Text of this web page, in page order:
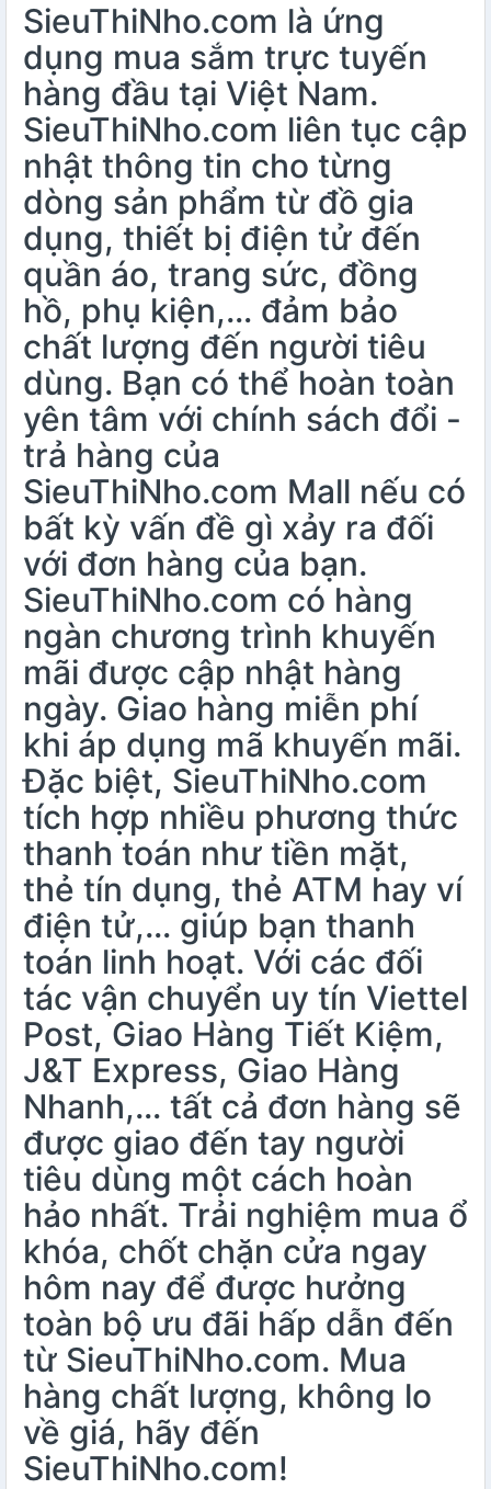
SieuThiNho.com là ứng
dụng mua sắm trực tuyến
hàng đầu tại Việt Nam.
SieuThiNho.com liên tục cập
nhật thông tin cho từng
dòng sản phẩm từ đồ gia
dụng, thiết bị điện tử đến
quần áo, trang sức, đồng
hồ, phụ kiện,… đảm bảo
chất lượng đến người tiêu
dùng. Bạn có thể hoàn toàn
yên tâm với chính sách đổi -
trả hàng của
SieuThiNho.com Mall nếu có
bất kỳ vấn đề gì xảy ra đối
với đơn hàng của bạn.
SieuThiNho.com có hàng
ngàn chương trình khuyến
mãi được cập nhật hàng
ngày. Giao hàng miễn phí
khi áp dụng mã khuyến mãi.
Đặc biệt, SieuThiNho.com
tích hợp nhiều phương thức
thanh toán như tiền mặt,
thẻ tín dụng, thẻ ATM hay ví
điện tử,… giúp bạn thanh
toán linh hoạt. Với các đối
tác vận chuyển uy tín Viettel
Post, Giao Hàng Tiết Kiệm,
J&T Express, Giao Hàng
Nhanh,… tất cả đơn hàng sẽ
được giao đến tay người
tiêu dùng một cách hoàn
hảo nhất. Trải nghiệm mua ổ
khóa, chốt chặn cửa ngay
hôm nay để được hưởng
toàn bộ ưu đãi hấp dẫn đến
từ SieuThiNho.com. Mua
hàng chất lượng, không lo
về giá, hãy đến
SieuThiNho.com!